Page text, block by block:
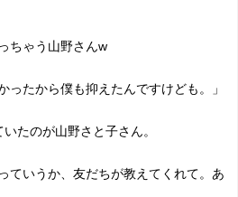
ちゃう山野さんw
たから僕も抑えたんですけども。」
たのが山野さと子さん。
ていうか、友だちが教えてくれて。あ